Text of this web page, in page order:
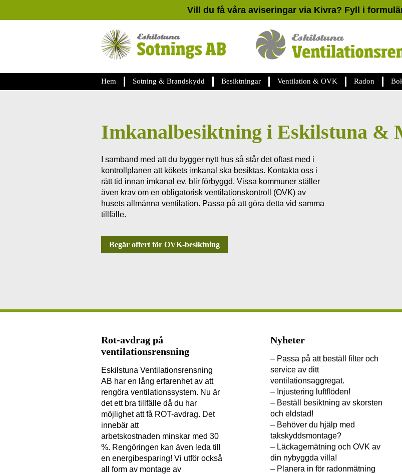
Vill du få våra aviseringar via Kivra? Fyll i
Hem Sotning & Brandskydd Besiktningar Ventilation & OVK Radon
Imkanalbesiktning i Eskilstuna &
I samband med att du bygger nytt hus så står det oftast med i
kontrollplanen att kökets imkanal ska besiktas. Kontakta oss i
rätt tid innan imkanal ev. blir förbyggd. Vissa kommuner ställer
även krav om en obligatorisk ventilationskontroll (OVK) av
husets allmänna ventilation. Passa på att göra detta vid samma
tillfälle.
Begär offert för OVK-besiktning
Rot-avdrag på
ventilationsrensning
Eskilstuna Ventilationsrensning
AB har en lång erfarenhet av att
rengöra ventilationssystem. Nu är
det ett bra tillfälle då du har
möjlighet att få ROT-avdrag. Det
innebär att
arbetskostnaden minskar med 30
%. Rengöringen kan även leda till
en energibesparing! Vi utför också
all form av montage av
Nyheter
– Passa på att beställ filter och
service av ditt
ventilationsaggregat.
– Injustering luftflöden!
– Beställ besiktning av skorsten
och eldstad!
– Behöver du hjälp med
takskyddsmontage?
– Läckagemätning och OVK av
din nybyggda villa!
– Planera in för radonmätning